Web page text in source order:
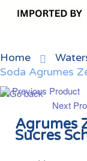
Home
Soda Agrumes
Previous Product
Next
Agrumes
Sucres